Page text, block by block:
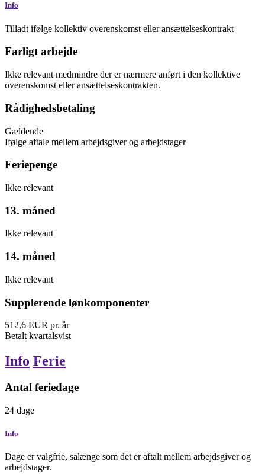
Info
Tilladt ifølge kollektiv overenskomst eller ansættelseskontrakt
Farligt arbejde
Ikke relevant medmindre der er nærmere anført i den kollektive
overenskomst eller ansættelseskontrakten.
Rådighedsbetaling
Gældende
Ifølge aftale mellem arbejdsgiver og arbejdstager
Feriepenge
Ikke relevant
13. måned
Ikke relevant
14. måned
Ikke relevant
Supplerende lønkomponenter
512,6 EUR pr. år
Betalt kvartalsvist
Info Ferie
Antal feriedage
24 dage
Info
Dage er valgfrie, sålænge som det er aftalt mellem arbejdsgiver og
arbejdstager.